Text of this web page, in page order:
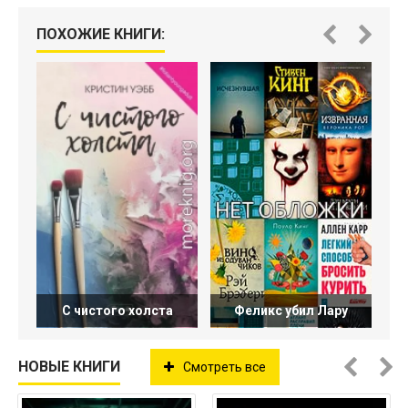
ПОХОЖИЕ КНИГИ:
С чистого холста Феликс убил Лару
НОВЫЕ КНИГИ Смотреть все